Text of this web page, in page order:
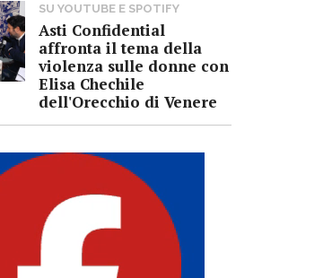
SU YOUTUBE E SPOTIFY
Asti Confidential
affronta il tema della
violenza sulle donne con
Elisa Chechile
dell'Orecchio di Venere